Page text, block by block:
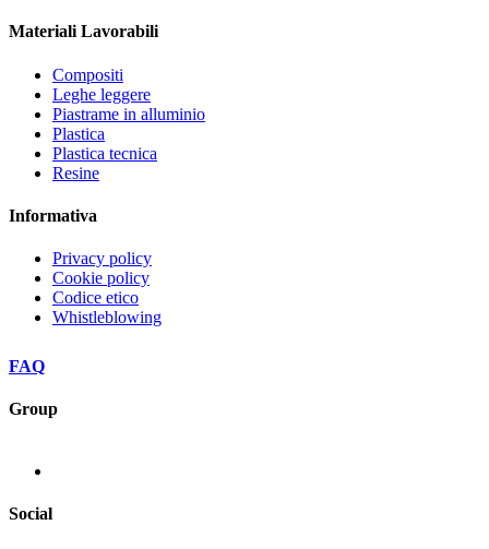
Materiali Lavorabili
Compositi
Leghe leggere
Piastrame in alluminio
Plastica
Plastica tecnica
Resine
Informativa
Privacy policy
Cookie policy
Codice etico
Whistleblowing
FAQ
Group
Social